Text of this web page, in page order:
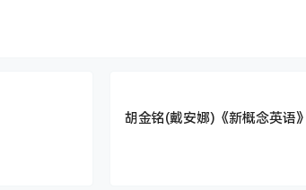
胡金铭(戴安娜)《新概念英语